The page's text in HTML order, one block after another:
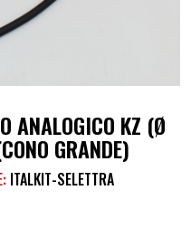
ANALOGICO KZ (Ø
GRANDE)
ITALKIT-SELETTRA